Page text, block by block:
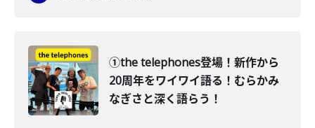
①the telephones登場！新作から
20周年をワイワイ語る！むらかみ
なぎさと深く語らう！